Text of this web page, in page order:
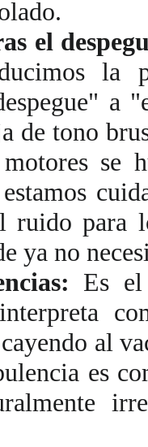
el
la
a
de tono
se
estamos
ruido para
ya no
Es
al
es